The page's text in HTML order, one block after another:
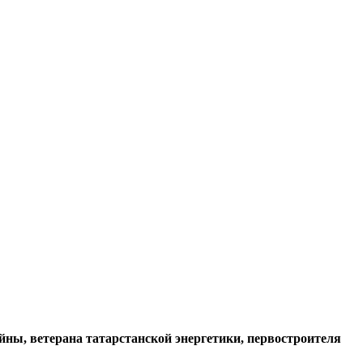
ветерана татарстанской энергетики, первостроителя